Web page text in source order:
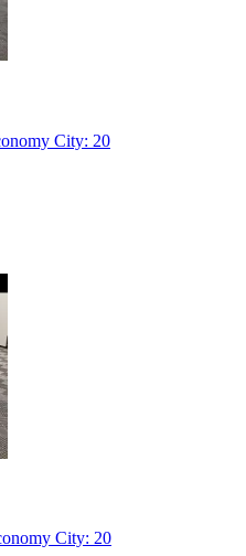
City: 20
City: 20